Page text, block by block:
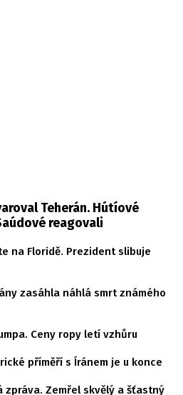
Teherán. Hútíové
reagovali
na Floridě. Prezident slibuje
zasáhla náhlá smrt známého
Ceny ropy letí vzhůru
příměří s Íránem je u konce
zpráva. Zemřel skvělý a šťastný